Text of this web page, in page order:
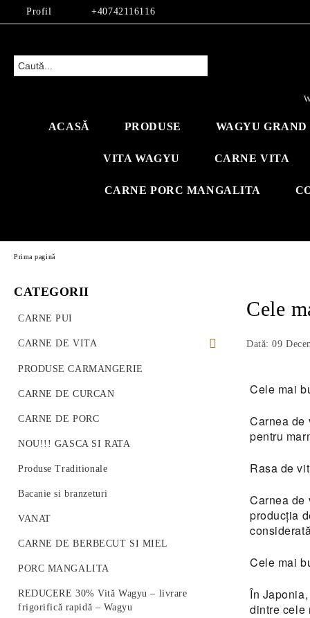
Profil +40742116116
ACASĂ PRODUSE WAGYU
VITA WAGYU CARNE VITA
CARNE PORC MANGALITA
CATEGORII
CARNE PUI
CARNE DE VITA
PREMIUM BEEF STEAK
VITA ROMANEASCA
VITA WAGYU
Vită Angus Premium
PRODUSE CARMANGERIE
CARNE DE CURCAN
CARNE DE PORC
NOU!!! GASCA SI RATA
Produse Traditionale
Bacanie si branzeturi
VANAT
CARNE DE BERBECUT SI MIEL
PORC MANGALITA
REDUCERE 30% Vită Wagyu – livrare
frigorifică rapidă – Wagyu
Prima pagină
Cele
Dată: 09
Cele mai
Carnea de
pentru
Rasa de
Carnea de
producția
Cele mai
În
dintre cele